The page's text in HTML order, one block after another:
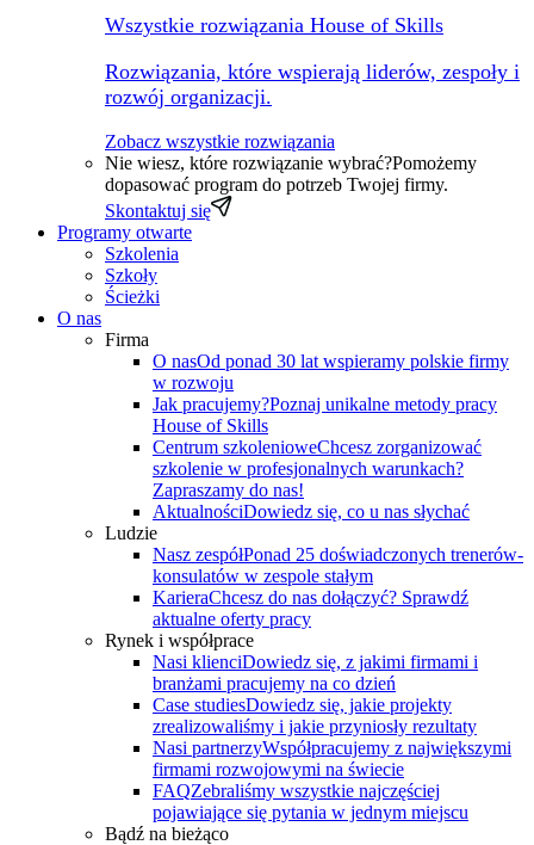
Wszystkie rozwiązania House of Skills
Rozwiązania, które wspierają liderów, zespoły i
rozwój organizacji.
Zobacz wszystkie rozwiązania
Nie wiesz, które rozwiązanie wybrać?Pomożemy
dopasować program do potrzeb Twojej firmy.
Skontaktuj się
Programy otwarte
Szkolenia
Szkoły
Ścieżki
O nas
Firma
O nasOd ponad 30 lat wspieramy polskie firmy
w rozwoju
Jak pracujemy?Poznaj unikalne metody pracy
House of Skills
Centrum szkolenioweChcesz zorganizować
szkolenie w profesjonalnych warunkach?
Zapraszamy do nas!
AktualnościDowiedz się, co u nas słychać
Ludzie
Nasz zespółPonad 25 doświadczonych trenerów-
konsulatów w zespole stałym
KarieraChcesz do nas dołączyć? Sprawdź
aktualne oferty pracy
Rynek i współprace
Nasi klienciDowiedz się, z jakimi firmami i
branżami pracujemy na co dzień
Case studiesDowiedz się, jakie projekty
zrealizowaliśmy i jakie przyniosły rezultaty
Nasi partnerzyWspółpracujemy z największymi
firmami rozwojowymi na świecie
FAQZebraliśmy wszystkie najczęściej
pojawiające się pytania w jednym miejscu
Bądź na bieżąco